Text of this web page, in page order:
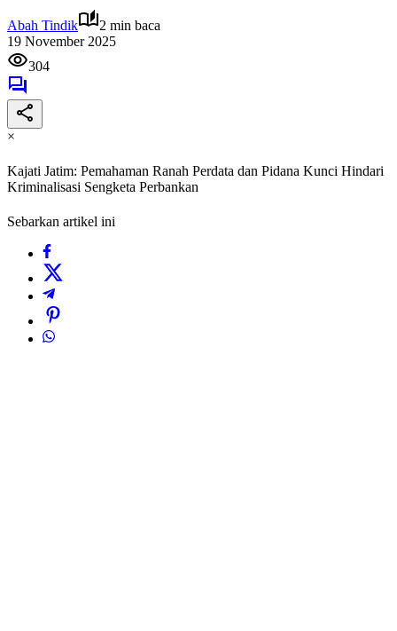
Abah Tindik
2 min baca
19 November 2025
304
×
Kajati Jatim: Pemahaman Ranah Perdata dan Pidana Kunci Hindari
Kriminalisasi Sengketa Perbankan
Sebarkan artikel ini